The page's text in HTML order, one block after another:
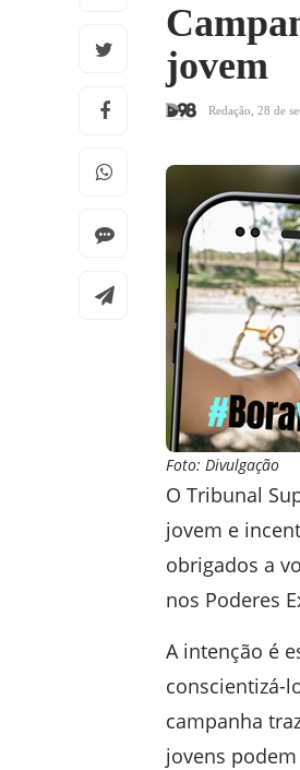
jovem
Redação 28 de
Foto: Divulgação
O Tribunal
jovem e
obrigados a
nos Poderes
A intenção é
conscientizá-
campanha
jovens